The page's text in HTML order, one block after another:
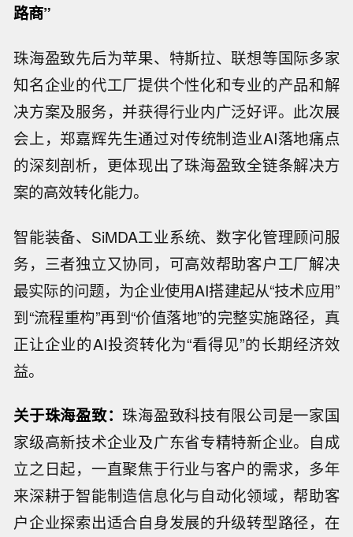
路商”
珠海盈致先后为苹果、特斯拉、联想等国际多家
知名企业的代工厂提供个性化和专业的产品和解
决方案及服务，并获得行业内广泛好评。此次展
会上，郑嘉辉先生通过对传统制造业AI落地痛点
的深刻剖析，更体现出了珠海盈致全链条解决方
案的高效转化能力。
智能装备、SiMDA工业系统、数字化管理顾问服
务，三者独立又协同，可高效帮助客户工厂解决
最实际的问题，为企业使用AI搭建起从“技术应用”
到“流程重构”再到“价值落地”的完整实施路径，真
正让企业的AI投资转化为“看得见”的长期经济效
益。
关于珠海盈致：珠海盈致科技有限公司是一家国
家级高新技术企业及广东省专精特新企业。自成
立之日起，一直聚焦于行业与客户的需求，多年
来深耕于智能制造信息化与自动化领域，帮助客
户企业探索出适合自身发展的升级转型路径，在